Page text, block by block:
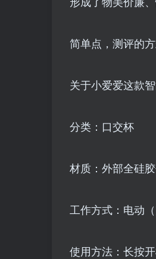
简单点，测评的方
关于小爱爱这款
分类：口交杯
材质：外部全硅
工作方式：电动
使用方法：长按